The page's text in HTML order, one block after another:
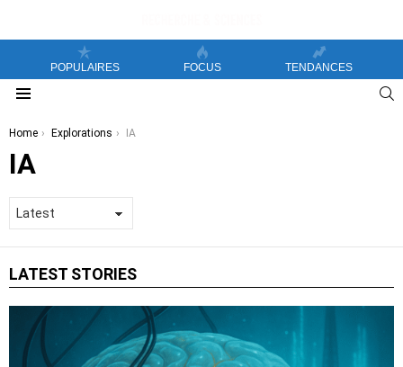
POPULAIRES FOCUS TENDANCES
You are here:
Home Explorations IA
IA
LATEST STORIES